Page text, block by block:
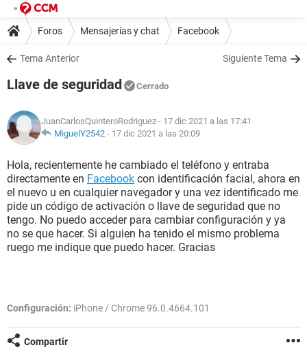
Foros Mensajerías y chat Facebook
Tema Anterior Siguiente Tema
Llave de seguridad Cerrado
JuanCarlosQuinteroRodriguez - 17 dic 2021 a las 17:41
MiguelY2542 - 17 dic 2021 a las 20:09
Hola, recientemente he cambiado el teléfono y entraba
directamente en Facebook con identificación facial, ahora en
el nuevo u en cualquier navegador y una vez identificado me
pide un código de activación o llave de seguridad que no
tengo. No puedo acceder para cambiar configuración y ya
no se que hacer. Si alguien ha tenido el mismo problema
ruego me indique que puedo hacer. Gracias
Configuración: iPhone / Chrome 96.0.4664.101
Compartir